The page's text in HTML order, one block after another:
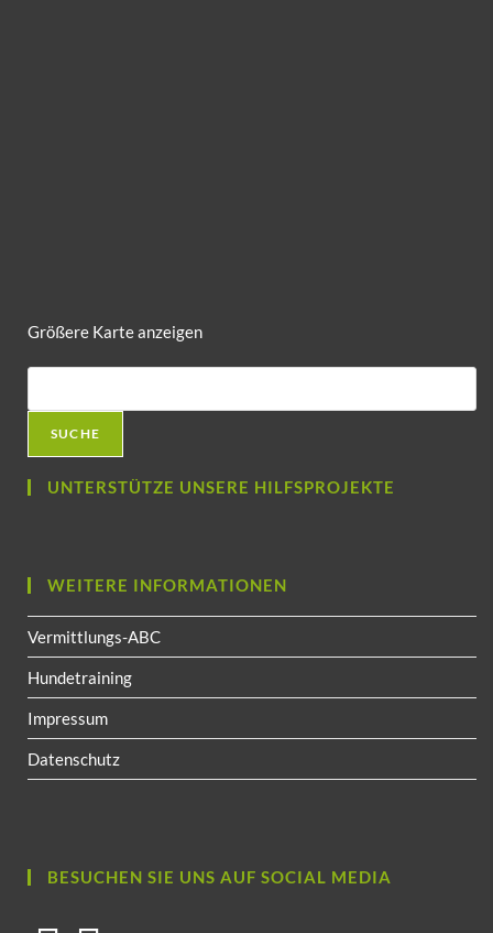
Größere Karte anzeigen
SUCHE
UNTERSTÜTZE UNSERE HILFSPROJEKTE
WEITERE INFORMATIONEN
Vermittlungs-ABC
Hundetraining
Impressum
Datenschutz
BESUCHEN SIE UNS AUF SOCIAL MEDIA